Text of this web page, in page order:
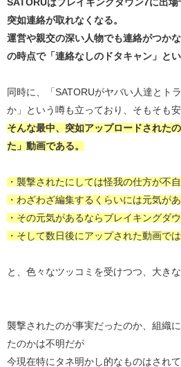
突如連絡が取れなくなる。
運営や親交の深い人物でも連絡がつか
の時点で「連絡なしのドタキャン」と
同時に、「SATORUがヤバい人達とト
か」という噂も立っており、そもそも
そんな最中、突如アップロードされた
た」動画である。
・襲撃されたにしては怪我の仕方が不
・わざわざ編集するくらいには元気が
・その元気があるならブレイキングダ
・そして数日後にアップされた動画で
と、色々なツッコミを受けつつ、大きな
襲撃されたのが事実だったのか、組織
たのかは不明だが
今現在特にタネ明かし的なものはされ